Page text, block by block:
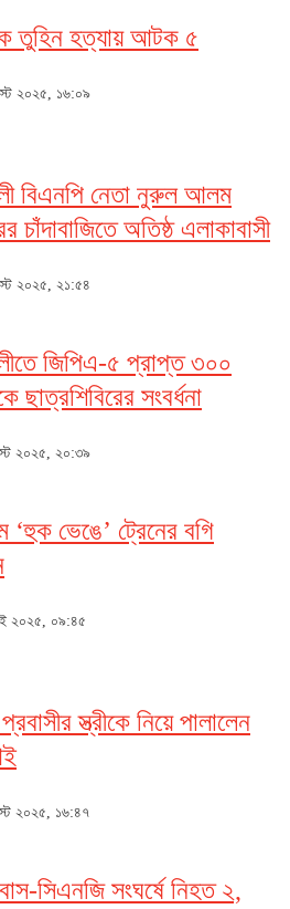
তুহিন হত্যায় আটক ৫
২০২৫, ১৬:০৯
বিএনপি নেতা নুরুল আলম
চাঁদাবাজিতে অতিষ্ঠ এলাকাবাসী
২০২৫, ২১:৫৪
জিপিএ-৫ প্রাপ্ত ৩০০
ছাত্রশিবিরের সংবর্ধনা
২০২৫, ২০:৩৯
‘হুক ভেঙে’ ট্রেনের বগি
২০২৫, ০৯:৪৫
স্ত্রীকে নিয়ে পালালেন
২০২৫, ১৬:৪৭
সিএনজি সংঘর্ষে নিহত ২,